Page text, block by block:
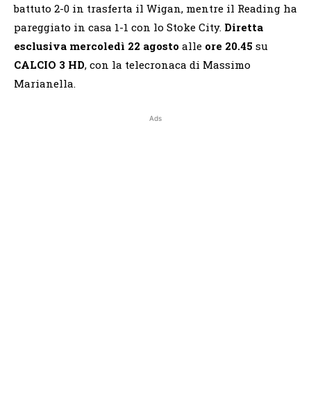
battuto 2-0 in trasferta il Wigan, mentre il Reading ha
pareggiato in casa 1-1 con lo Stoke City. Diretta
esclusiva mercoledì 22 agosto alle ore 20.45 su
CALCIO 3 HD, con la telecronaca di Massimo
Marianella.
Ads